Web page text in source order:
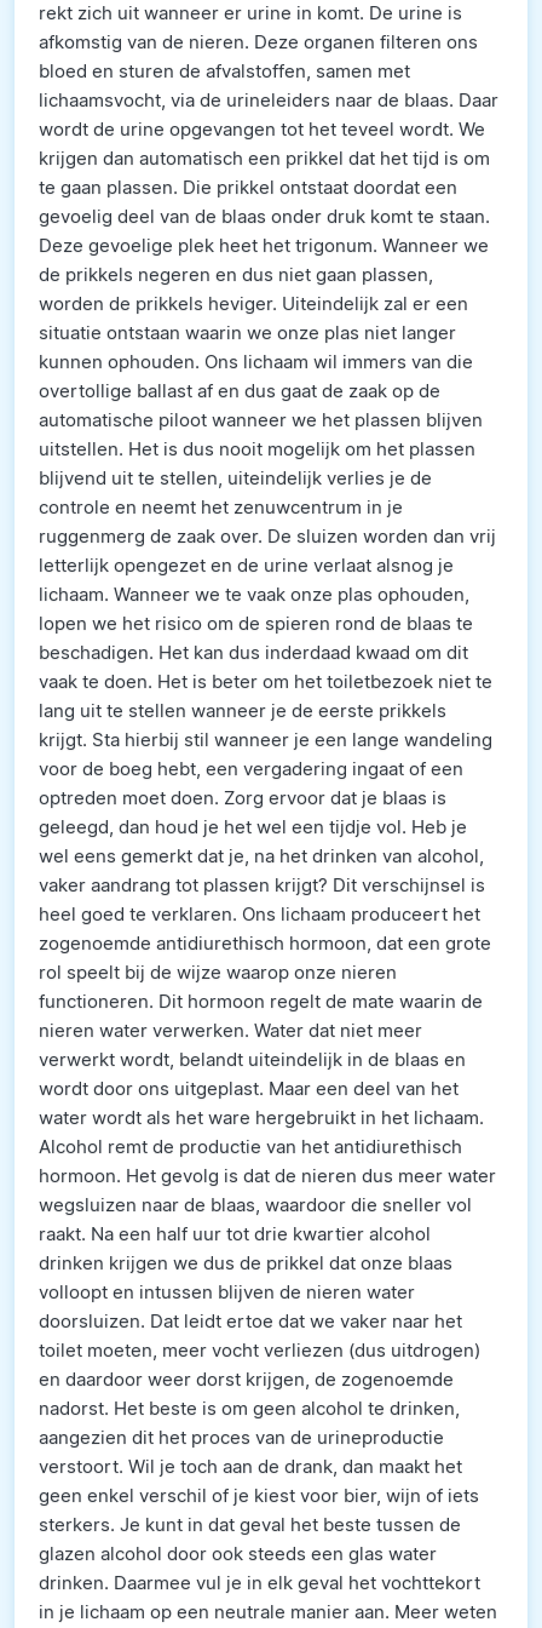
rekt zich uit wanneer er urine in komt. De urine is
afkomstig van de nieren. Deze organen filteren ons
bloed en sturen de afvalstoffen, samen met
lichaamsvocht, via de urineleiders naar de blaas. Daar
wordt de urine opgevangen tot het teveel wordt. We
krijgen dan automatisch een prikkel dat het tijd is om
te gaan plassen. Die prikkel ontstaat doordat een
gevoelig deel van de blaas onder druk komt te staan.
Deze gevoelige plek heet het trigonum. Wanneer we
de prikkels negeren en dus niet gaan plassen,
worden de prikkels heviger. Uiteindelijk zal er een
situatie ontstaan waarin we onze plas niet langer
kunnen ophouden. Ons lichaam wil immers van die
overtollige ballast af en dus gaat de zaak op de
automatische piloot wanneer we het plassen blijven
uitstellen. Het is dus nooit mogelijk om het plassen
blijvend uit te stellen, uiteindelijk verlies je de
controle en neemt het zenuwcentrum in je
ruggenmerg de zaak over. De sluizen worden dan vrij
letterlijk opengezet en de urine verlaat alsnog je
lichaam. Wanneer we te vaak onze plas ophouden,
lopen we het risico om de spieren rond de blaas te
beschadigen. Het kan dus inderdaad kwaad om dit
vaak te doen. Het is beter om het toiletbezoek niet te
lang uit te stellen wanneer je de eerste prikkels
krijgt. Sta hierbij stil wanneer je een lange wandeling
voor de boeg hebt, een vergadering ingaat of een
optreden moet doen. Zorg ervoor dat je blaas is
geleegd, dan houd je het wel een tijdje vol. Heb je
wel eens gemerkt dat je, na het drinken van alcohol,
vaker aandrang tot plassen krijgt? Dit verschijnsel is
heel goed te verklaren. Ons lichaam produceert het
zogenoemde antidiurethisch hormoon, dat een grote
rol speelt bij de wijze waarop onze nieren
functioneren. Dit hormoon regelt de mate waarin de
nieren water verwerken. Water dat niet meer
verwerkt wordt, belandt uiteindelijk in de blaas en
wordt door ons uitgeplast. Maar een deel van het
water wordt als het ware hergebruikt in het lichaam.
Alcohol remt de productie van het antidiurethisch
hormoon. Het gevolg is dat de nieren dus meer water
wegsluizen naar de blaas, waardoor die sneller vol
raakt. Na een half uur tot drie kwartier alcohol
drinken krijgen we dus de prikkel dat onze blaas
volloopt en intussen blijven de nieren water
doorsluizen. Dat leidt ertoe dat we vaker naar het
toilet moeten, meer vocht verliezen (dus uitdrogen)
en daardoor weer dorst krijgen, de zogenoemde
nadorst. Het beste is om geen alcohol te drinken,
aangezien dit het proces van de urineproductie
verstoort. Wil je toch aan de drank, dan maakt het
geen enkel verschil of je kiest voor bier, wijn of iets
sterkers. Je kunt in dat geval het beste tussen de
glazen alcohol door ook steeds een glas water
drinken. Daarmee vul je in elk geval het vochttekort
in je lichaam op een neutrale manier aan. Meer weten